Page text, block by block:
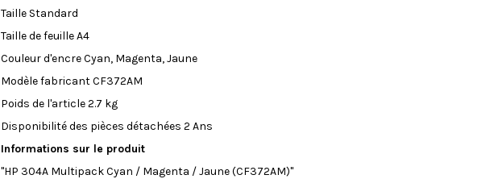
Taille ‎Standard
Taille de feuille‎A4
Couleur d'encre‎Cyan, Magenta, Jaune
Modèle fabricant‎CF372AM
Poids de l'article‎2.7 kg
Disponibilité des pièces détachées ‎2 Ans
Informations sur le produit
"HP 304A Multipack Cyan / Magenta / Jaune (CF372AM)"